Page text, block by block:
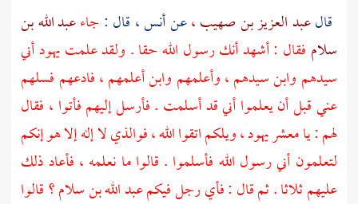
قالعبد العزيز بن صهيب ،عنأنس ، قال : جاءعبد الله بن
سلام فقال : أشهد أنك رسول الله حقا . ولقد علمتيهودأني
سيدهم وابن سيدهم ، وأعلمهم وابن أعلمهم ، فادعهم فسلهم
عني قبل أن يعلموا أني قد أسلمت . فأرسل إليهم فأتوا ، فقال
لهم : يا معشريهود ،ويلكم اتقوا الله ، فوالذي لا إله إلا هو إنكم
لتعلمون أني رسول الله فأسلموا . قالوا ما نعلمه ، فأعاد ذلك
عليهم ثلاثا . ثم قال : فأي رجل فيكمعبد الله بن سلام ؟قالوا